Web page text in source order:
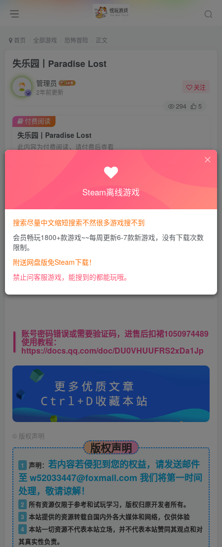
首页 全部游戏 恐怖冒险 正文
失乐园丨Paradise Lost
管理员
2年前更新
关注
294 5
失乐园丨Paradise Lost
此内容为付费阅读，请付费后查看
开通会员
付费阅读
此处内容已隐藏，VIP会员可见
请登录后查看特权
账号密码错误或需要验证码，进售后扣裙1050974489
使用教程：
https://docs.qq.com/doc/DU0VHUUFRS2xDa1Jp
© 版权声明
版权声明
1 声明： 若内容若侵犯到您的权益，请发送邮件
至 w52033447@foxmail.com 我们将第一时间
处理，敬请谅解！
2
所有资源仅限于参考和试玩学习，版权归原开发者所有。
3 本站提供的资源转载自国内外各大媒体和网络，仅供体验
4 本站一切资源不代表本站立场，并不代表本站赞同其观点和对
其真实性负责。
Steam离线游戏
搜索尽量中文缩短搜索不然很多游戏搜不到
会员畅玩1800+款游戏~~每周更新6-7款新游戏，没有下载次数
限制。
附送网盘版免Steam下载！
禁止问客服游戏，能搜到的都能玩哦。